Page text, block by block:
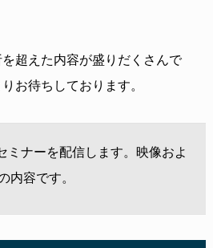
超えた内容が盛りだくさんで
お待ちしております。
ミナーを配信します。映像およ
内容です。